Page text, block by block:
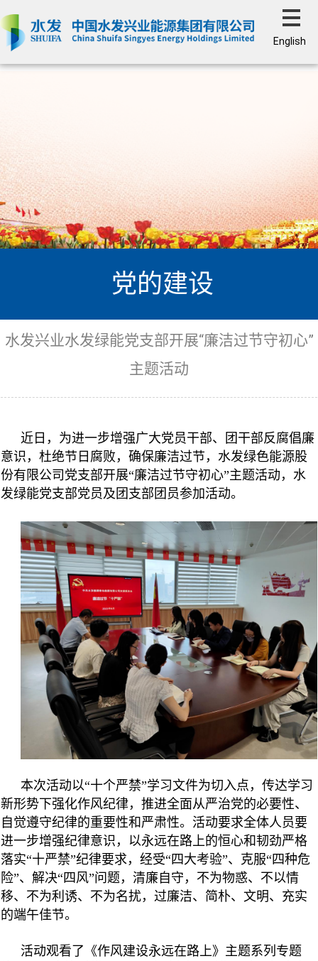
English
党的建设
水发兴业水发绿能党支部开展“廉洁过节守初心”
主题活动
近日，为进一步增强广大党员干部、团干部反腐倡廉
意识，杜绝节日腐败，确保廉洁过节，水发绿色能源股
份有限公司党支部开展“廉洁过节守初心”主题活动，水
发绿能党支部党员及团支部团员参加活动。
本次活动以“十个严禁”学习文件为切入点，传达学习
新形势下强化作风纪律，推进全面从严治党的必要性、
自觉遵守纪律的重要性和严肃性。活动要求全体人员要
进一步增强纪律意识，以永远在路上的恒心和韧劲严格
落实“十严禁”纪律要求，经受“四大考验”、克服“四种危
险”、解决“四风”问题，清廉自守，不为物惑、不以情
移、不为利诱、不为名扰，过廉洁、简朴、文明、充实
的端午佳节。
活动观看了《作风建设永远在路上》主题系列专题